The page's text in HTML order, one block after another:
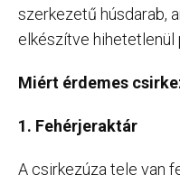
szerkezetű húsdarab,
elkészítve hihetetlenül
Miért érdemes
1. Fehérjeraktár
A csirkezúza tele van